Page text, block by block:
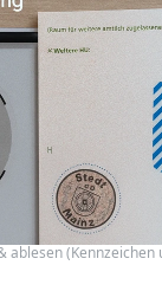
ablesen (Kennzeichen